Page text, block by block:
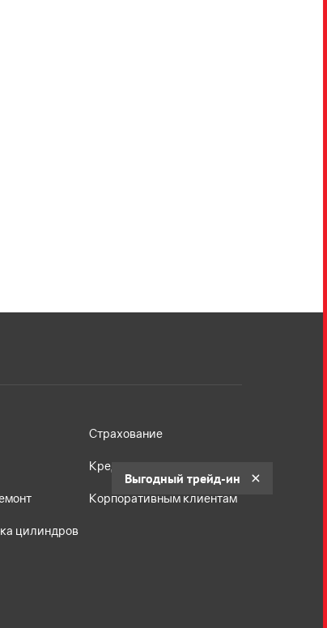
цилиндров
Страхование
Кредит
Корпоративным клиентам
Выгодный трейд-ин